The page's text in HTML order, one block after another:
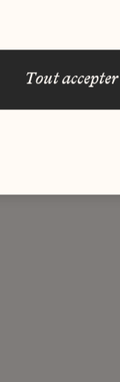
profil ?
tout accepter